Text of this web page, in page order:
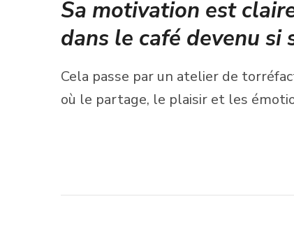
Sa motivation est
dans le café devenu si
Cela passe par un atelier de
où le partage, le plaisir et les